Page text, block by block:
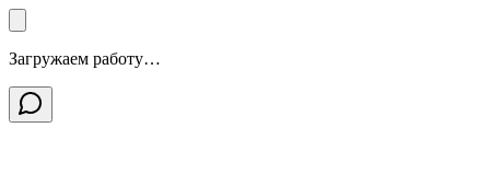
Загружаем работу…